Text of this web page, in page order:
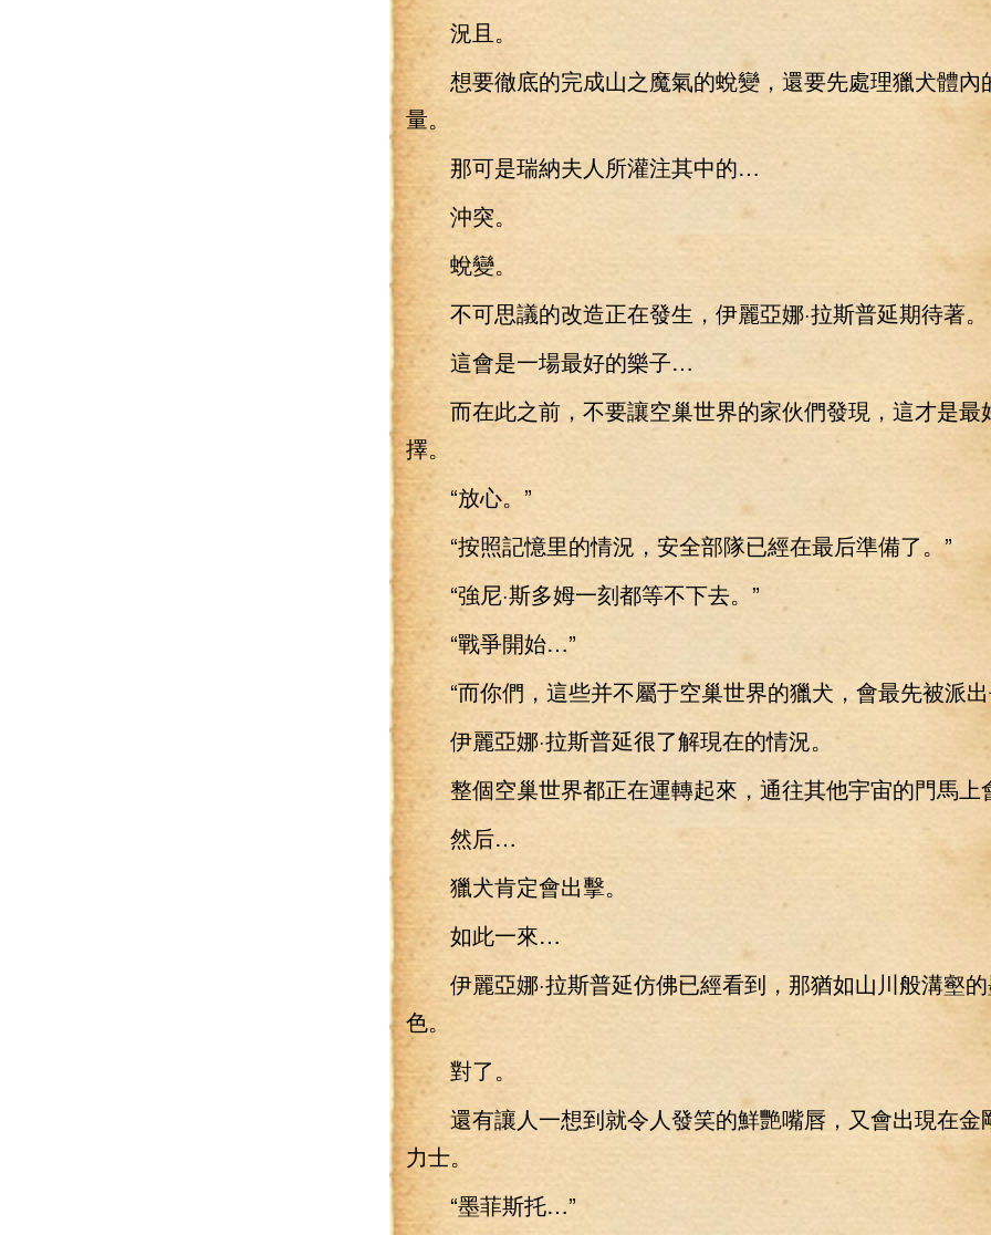
況且。
想要徹底的完成山之魔氣的蛻變，還要先處理獵犬體內
量。
那可是瑞納夫人所灌注其中的…
沖突。
蛻變。
不可思議的改造正在發生，伊麗亞娜·拉斯普延期待著。
這會是一場最好的樂子…
而在此之前，不要讓空巢世界的家伙們發現，這才是最
擇。
“放心。”
“按照記憶里的情況，安全部隊已經在最后準備了。”
“強尼·斯多姆一刻都等不下去。”
“戰爭開始…”
“而你們，這些并不屬于空巢世界的獵犬，會最先被派出
伊麗亞娜·拉斯普延很了解現在的情況。
整個空巢世界都正在運轉起來，通往其他宇宙的門馬上
然后…
獵犬肯定會出擊。
如此一來…
伊麗亞娜·拉斯普延仿佛已經看到，那猶如山川般溝壑
色。
對了。
還有讓人一想到就令人發笑的鮮艷嘴唇，又會出現在金
力士。
“墨菲斯托…”